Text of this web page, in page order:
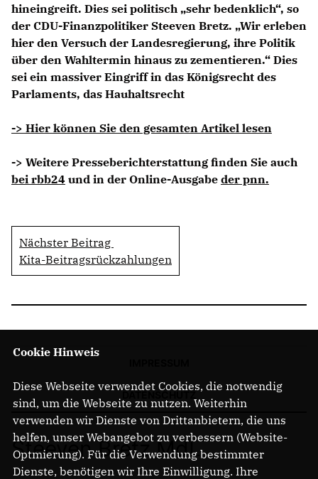
hineingreift. Dies sei politisch „sehr bedenklich“, so
der CDU-Finanzpolitiker Steeven Bretz. „Wir erleben
hier den Versuch der Landesregierung, ihre Politik
über den Wahltermin hinaus zu zementieren.“ Dies
sei ein massiver Eingriff in das Königsrecht des
Parlaments, das Hauhaltsrecht
-> Hier können Sie den gesamten Artikel lesen
-> Weitere Presseberichterstattung finden Sie auch
bei rbb24 und in der Online-Ausgabe der pnn.
Nächster Beitrag
Kita-Beitragsrückzahlungen
Steeven Bretz MdL
Cookie Hinweis
Diese Webseite verwendet Cookies, die notwendig
sind, um die Webseite zu nutzen. Weiterhin
verwenden wir Dienste von Drittanbietern, die uns
helfen, unser Webangebot zu verbessern (Website-
Optmierung). Für die Verwendung bestimmter
Dienste, benötigen wir Ihre Einwilligung. Ihre